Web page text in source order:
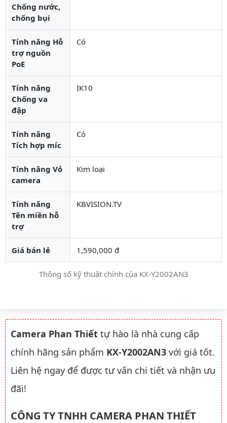
Thông số kỹ thuật chính của KX-Y2002AN3
Chống nước,
chống bụi
Tính năng Hỗ
trợ nguồn
PoE
Có
Tính năng
Chống va
đập
IK10
Tính năng
Tích hợp míc
Có
Tính năng Vỏ
camera
Kim loại
Tính năng
Tên miền hỗ
trợ
KBVISION.TV
Giá bán lẻ 1,590,000 đ
Camera Phan Thiết tự hào là nhà cung cấp
chính hãng sản phẩm KX-Y2002AN3 với giá tốt.
Liên hệ ngay để được tư vấn chi tiết và nhận ưu
đãi!
CÔNG TY TNHH CAMERA PHAN THIẾT